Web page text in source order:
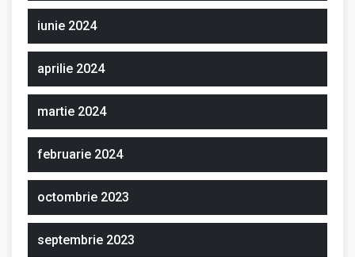
iunie 2024
aprilie 2024
martie 2024
februarie 2024
octombrie 2023
septembrie 2023